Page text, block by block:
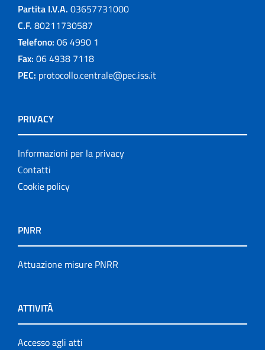
Partita I.V.A. 03657731000
C.F. 80211730587
Telefono: 06 4990 1
Fax: 06 4938 7118
PEC: protocollo.centrale@pec.iss.it
PRIVACY
Informazioni per la privacy
Contatti
Cookie policy
PNRR
Attuazione misure PNRR
ATTIVITÀ
Accesso agli atti